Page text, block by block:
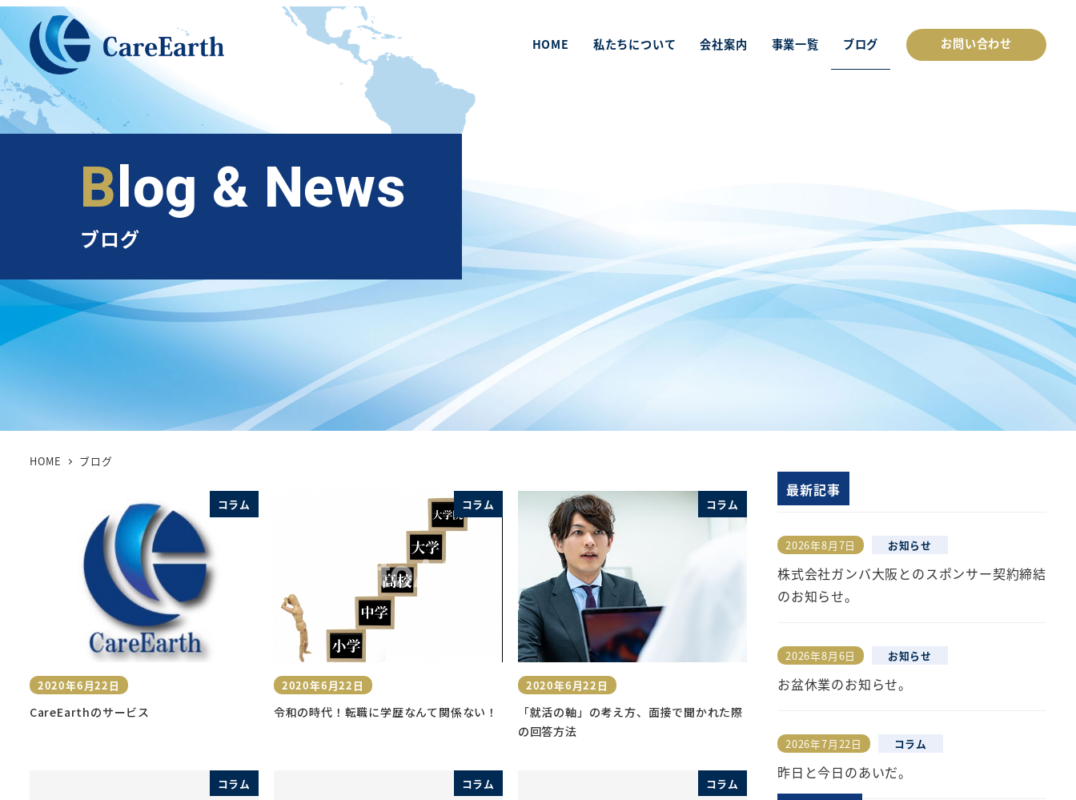
イ
コ
ン
テ
HOME 私たちについて 会社案内 事業一覧
実績紹介
ブログ お問い合わせ
Blog & News
ブログ
HOME ブログ
コラム
CareEarthのサービス
投稿日
2020年6月22日
コラム
令和の時代！転職に学歴なんて関係ない！
投稿日
2020年6月22日
コラム
「就活の軸」の考え方、面接で聞かれた際
の回答方法
投稿日
2020年6月22日
コラム コラム コラム
最新記事
株式会社ガンバ大阪とのスポンサー契約締結
のお知らせ。
投稿日
2026年8月7日 お知らせ
お盆休業のお知らせ。
投稿日
2026年8月6日 お知らせ
昨日と今日のあいだ。
投稿日
2026年7月22日 コラム